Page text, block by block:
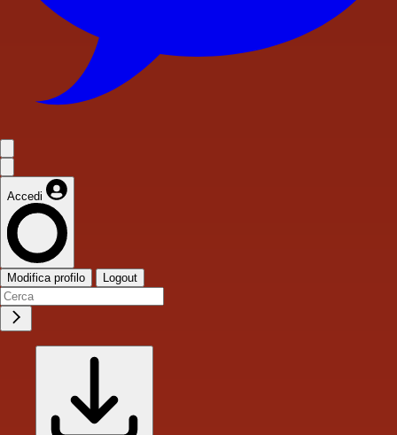
Accedi
Modifica profilo Logout